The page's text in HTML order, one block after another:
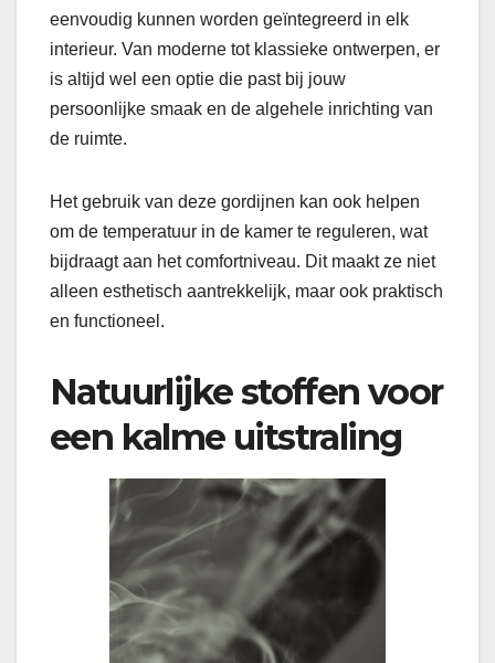
eenvoudig kunnen worden geïntegreerd in elk
interieur. Van moderne tot klassieke ontwerpen, er
is altijd wel een optie die past bij jouw
persoonlijke smaak en de algehele inrichting van
de ruimte.
Het gebruik van deze gordijnen kan ook helpen
om de temperatuur in de kamer te reguleren, wat
bijdraagt aan het comfortniveau. Dit maakt ze niet
alleen esthetisch aantrekkelijk, maar ook praktisch
en functioneel.
Natuurlijke stoffen voor
een kalme uitstraling